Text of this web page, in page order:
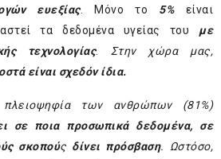
ευεξίας. Μόνο το 5%είναι
τα δεδομένα υγείας του με
τεχνολογίας. Στην χώρα μας,
είναι σχεδόν ίδια.
πλειοψηφία των ανθρώπων (81%)
σε ποια προσωπικά δεδομένα, σε
σκοπούς δίνει πρόσβαση. Ωστόσο,